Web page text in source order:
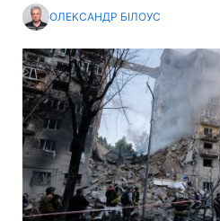
ОЛЕКСАНДР БІЛОУС